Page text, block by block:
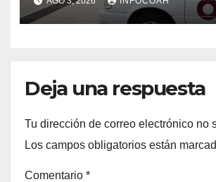
instalaciones
Deja una respuesta
Tu dirección de correo electrónico no
Los campos obligatorios están
Comentario *